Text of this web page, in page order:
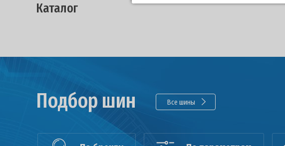
Каталог
Подбор шин Все шины